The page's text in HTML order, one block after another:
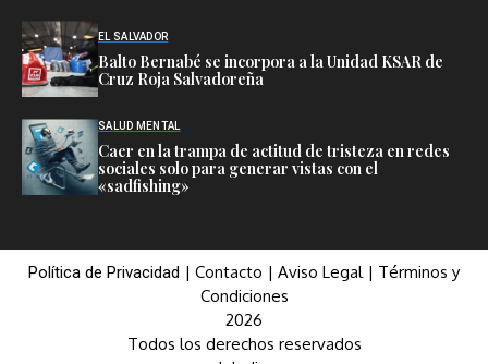
EL SALVADOR
Balto Bernabé se incorpora a la Unidad KSAR de
Cruz Roja Salvadoreña
SALUD MENTAL
Caer en la trampa de actitud de tristeza en redes
sociales solo para generar vistas con el
«sadfishing»
Política de Privacidad | Contacto | Aviso Legal| Términos y
Condiciones
2026
Todos los derechos reservados